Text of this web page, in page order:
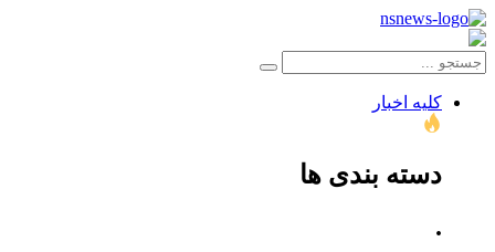
کلیه اخبار
دسته بندی ها
.